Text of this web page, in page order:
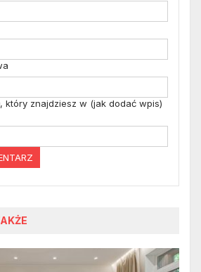
który znajdziesz w (jak dodać wpis)